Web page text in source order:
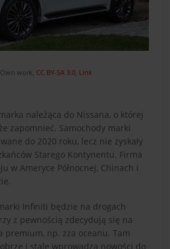
Own work, CC BY-SA 3.0, Link
należąca do Nissana, o której
zapomnieć. Samochody marki
do 2020 roku, lecz nie zyskały
Starego Kontynentu. Firma
w Ameryce Północnej, Chinach i
Infiniti będzie na drogach
z pewnością zdecydują się na
premium, np. zza oceanu. Tam
i stale wprowadza nowości do